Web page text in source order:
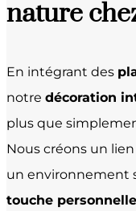
nature
En intégrant des
notre décoration
plus que
Nous créons un lien
un environnement
touche personnelle